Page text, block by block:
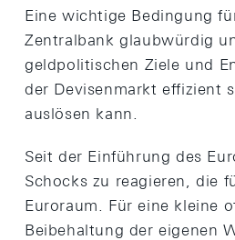
Eine wichtige Bedingung
Zentralbank glaubwürdig
geldpolitischen Ziele und
der Devisenmarkt effizient
auslösen kann.
Seit der Einführung des
Schocks zu reagieren, die
Euroraum. Für eine kleine
Beibehaltung der eigenen